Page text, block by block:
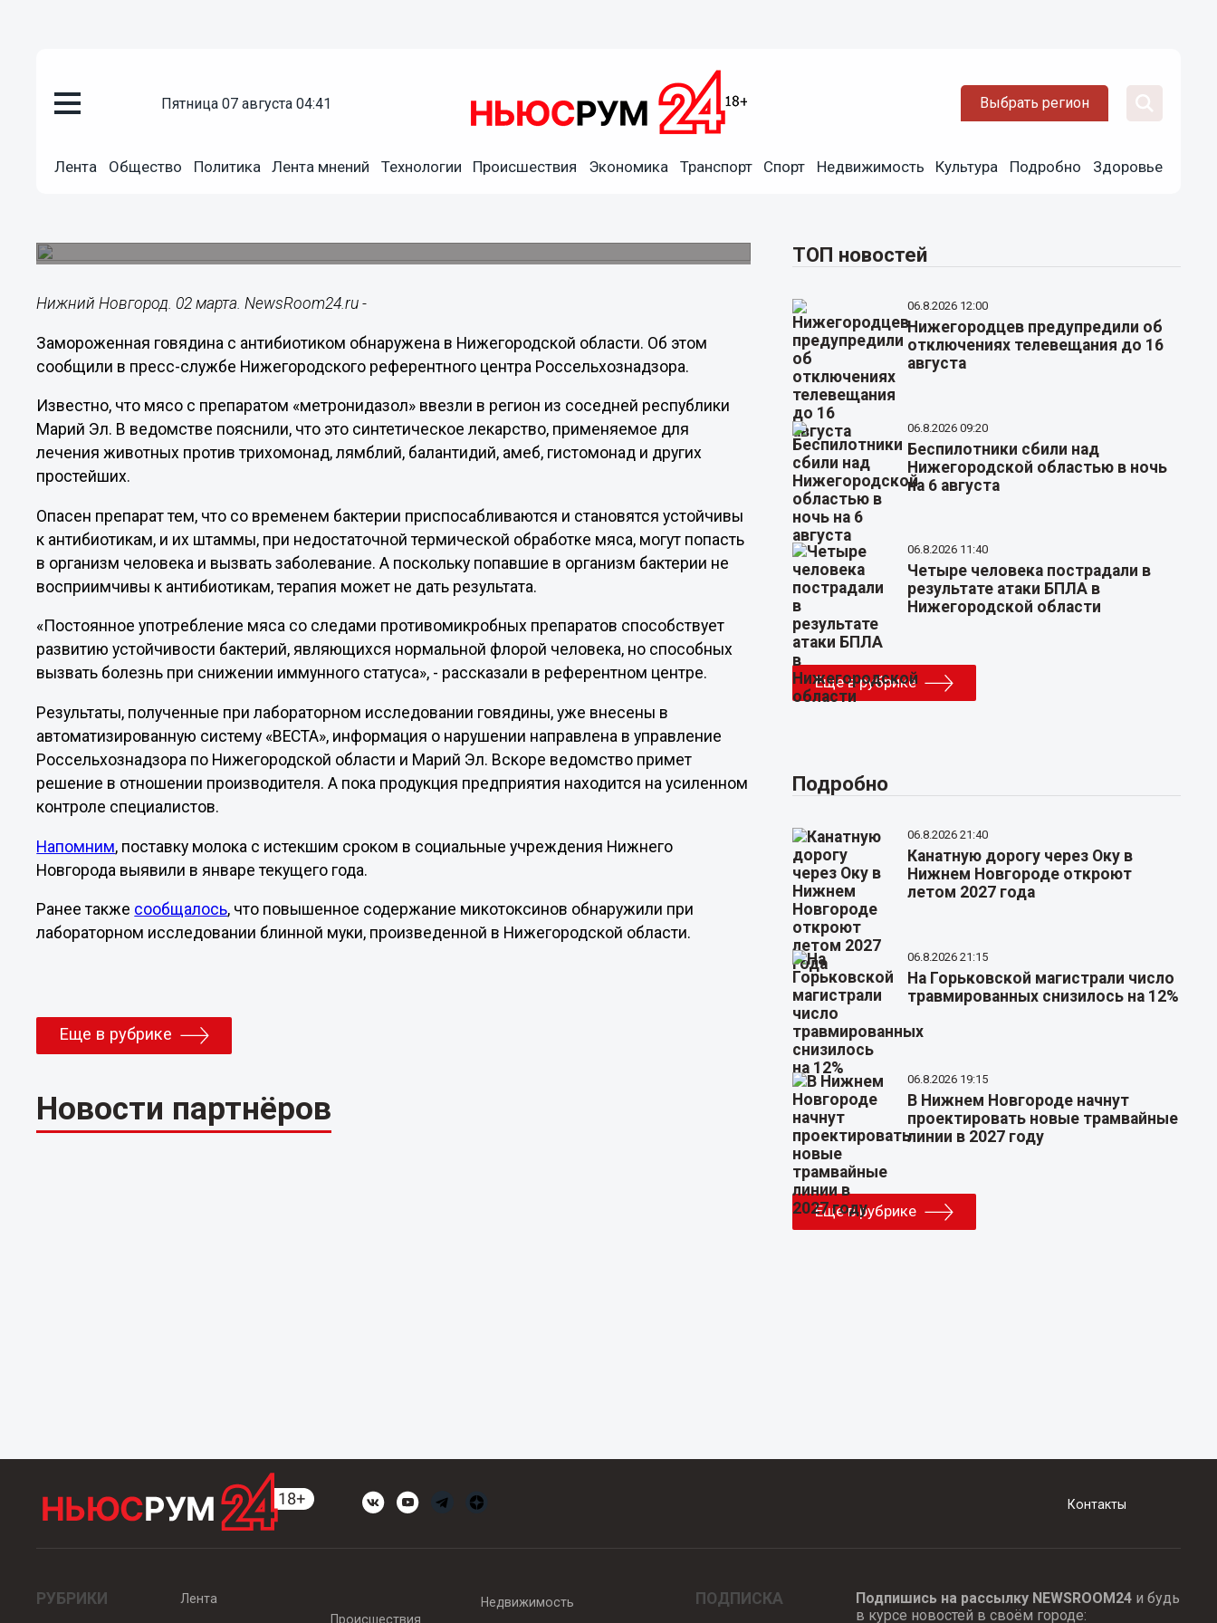
пятница 07 августа 04:41 Выбрать регион
Лента Общество Политика Лента мнений Технологии Происшествия Экономика Транспорт Спорт Недвижимость Культура Подробно Здоровье
Говядину с антибиотиком ввезли в Нижегородскую область
Нижний Новгород. 02 марта. NewsRoom24.ru -
Замороженная говядина с антибиотиком обнаружена в Нижегородской области. Об этом
сообщили в пресс-службе Нижегородского референтного центра Россельхознадзора.
Известно, что мясо с препаратом «метронидазол» ввезли в регион из соседней республики
Марий Эл. В ведомстве пояснили, что это синтетическое лекарство, применяемое для
лечения животных против трихомонад, лямблий, балантидий, амеб, гистомонад и других
простейших.
Опасен препарат тем, что со временем бактерии приспосабливаются и становятся устойчивы
к антибиотикам, и их штаммы, при недостаточной термической обработке мяса, могут попасть
в организм человека и вызвать заболевание. А поскольку попавшие в организм бактерии не
восприимчивы к антибиотикам, терапия может не дать результата.
«Постоянное употребление мяса со следами противомикробных препаратов способствует
развитию устойчивости бактерий, являющихся нормальной флорой человека, но способных
вызвать болезнь при снижении иммунного статуса», - рассказали в референтном центре.
Результаты, полученные при лабораторном исследовании говядины, уже внесены в
автоматизированную систему «ВЕСТА», информация о нарушении направлена в управление
Россельхознадзора по Нижегородской области и Марий Эл. Вскоре ведомство примет
решение в отношении производителя. А пока продукция предприятия находится на усиленном
контроле специалистов.
Напомним, поставку молока с истекшим сроком в социальные учреждения Нижнего
Новгорода выявили в январе текущего года.
Ранее также сообщалось, что повышенное содержание микотоксинов обнаружили при
лабораторном исследовании блинной муки, произведенной в Нижегородской области.
Еще в рубрике
Новости партнёров
ТОП новостей
06.8.2026 12:00
Нижегородцев предупредили об
отключениях телевещания до 16
августа
06.8.2026 09:20
Беспилотники сбили над
Нижегородской областью в ночь
на 6 августа
06.8.2026 11:40
Четыре человека пострадали в
результате атаки БПЛА в
Нижегородской области
Еще в рубрике
Подробно
06.8.2026 21:40
Канатную дорогу через Оку в
Нижнем Новгороде откроют
летом 2027 года
06.8.2026 21:15
На Горьковской магистрали число
травмированных снизилось на 12%
06.8.2026 19:15
В Нижнем Новгороде начнут
проектировать новые трамвайные
линии в 2027 году
Еще в рубрике
Контакты
РУБРИКИ
Лента
Происшествия
Недвижимость ПОДПИСКА Подпишись на рассылку NEWSROOM24и будь
в курсе новостей в своём городе: